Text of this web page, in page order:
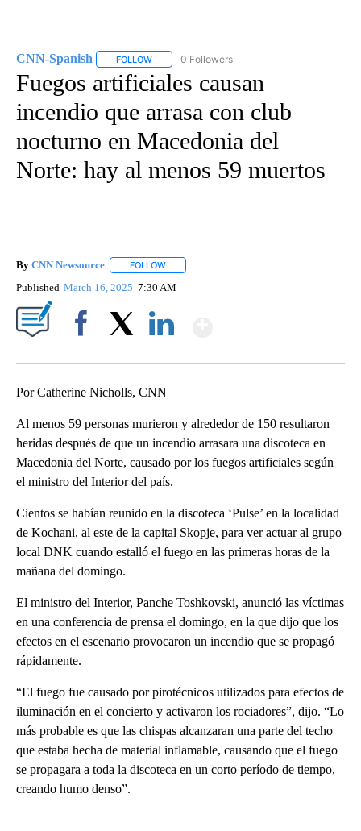
CNN-Spanish FOLLOW FOLLOW "CNN-SPANISH" TO RECEIVE
0 Followers
Fuegos artificiales causan
incendio que arrasa con club
nocturno en Macedonia del
Norte: hay al menos 59 muertos
By CNN Newsource FOLLOW
Published March 16, 2025 7:30 AM
Por Catherine Nicholls, CNN
Al menos 59 personas murieron y alrededor de 150 resultaron
heridas después de que un incendio arrasara una discoteca en
Macedonia del Norte, causado por los fuegos artificiales según
el ministro del Interior del país.
Cientos se habían reunido en la discoteca ‘Pulse’ en la localidad
de Kochani, al este de la capital Skopje, para ver actuar al grupo
local DNK cuando estalló el fuego en las primeras horas de la
mañana del domingo.
El ministro del Interior, Panche Toshkovski, anunció las víctimas
en una conferencia de prensa el domingo, en la que dijo que los
efectos en el escenario provocaron un incendio que se propagó
rápidamente.
“El fuego fue causado por pirotécnicos utilizados para efectos de
iluminación en el concierto y activaron los rociadores”, dijo. “Lo
más probable es que las chispas alcanzaran una parte del techo
que estaba hecha de material inflamable, causando que el fuego
se propagara a toda la discoteca en un corto período de tiempo,
creando humo denso”.